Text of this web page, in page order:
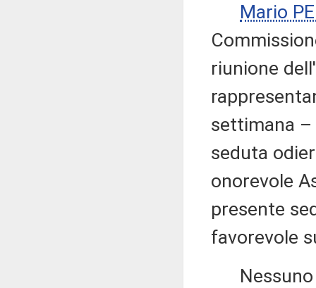
Mario
riunione
settimana
seduta
onorevole
presente
favorevole
Nessuno